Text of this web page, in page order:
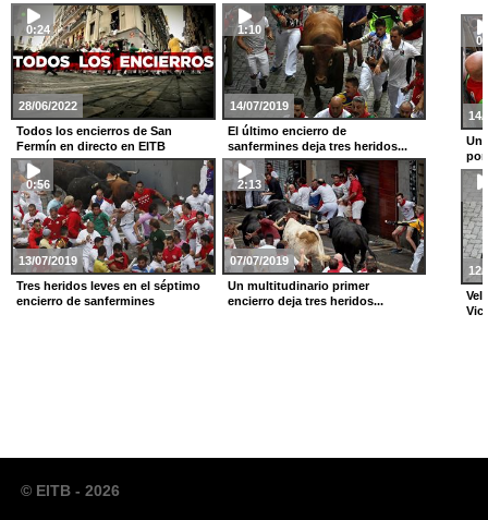
28/06/2022
0:24
Todos los encierros de San
Fermín en directo en EITB
14/07/2019
1:10
El último encierro de
sanfermines deja tres heridos...
13/07/2019
0:56
Tres heridos leves en el séptimo
encierro de sanfermines
07/07/2019
2:13
Un multitudinario primer
encierro deja tres heridos...
14/
Un
por
12/
© EITB - 2026